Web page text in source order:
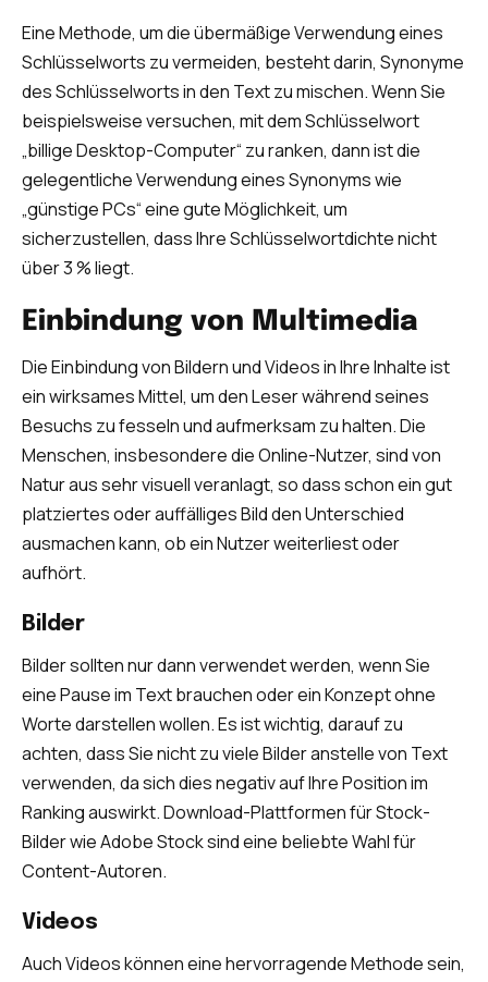
Eine Methode, um die übermäßige Verwendung eines
Schlüsselworts zu vermeiden, besteht darin, Synonyme
des Schlüsselworts in den Text zu mischen. Wenn Sie
beispielsweise versuchen, mit dem Schlüsselwort
„billige Desktop-Computer“ zu ranken, dann ist die
gelegentliche Verwendung eines Synonyms wie
„günstige PCs“ eine gute Möglichkeit, um
sicherzustellen, dass Ihre Schlüsselwortdichte nicht
über 3 % liegt.
Einbindung von Multimedia
Die Einbindung von Bildern und Videos in Ihre Inhalte ist
ein wirksames Mittel, um den Leser während seines
Besuchs zu fesseln und aufmerksam zu halten. Die
Menschen, insbesondere die Online-Nutzer, sind von
Natur aus sehr visuell veranlagt, so dass schon ein gut
platziertes oder auffälliges Bild den Unterschied
ausmachen kann, ob ein Nutzer weiterliest oder
aufhört.
Bilder
Bilder sollten nur dann verwendet werden, wenn Sie
eine Pause im Text brauchen oder ein Konzept ohne
Worte darstellen wollen. Es ist wichtig, darauf zu
achten, dass Sie nicht zu viele Bilder anstelle von Text
verwenden, da sich dies negativ auf Ihre Position im
Ranking auswirkt. Download-Plattformen für Stock-
Bilder wie Adobe Stock sind eine beliebte Wahl für
Content-Autoren.
Videos
Auch Videos können eine hervorragende Methode sein,